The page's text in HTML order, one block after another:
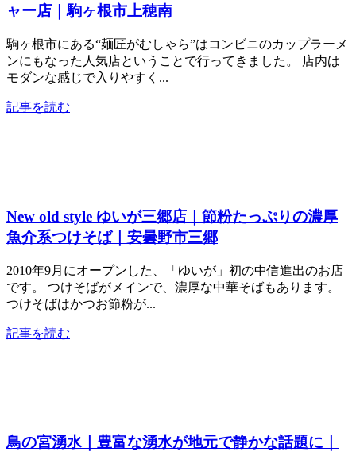
ャー店｜駒ヶ根市上穂南
駒ヶ根市にある“麺匠がむしゃら”はコンビニのカップラーメ
ンにもなった人気店ということで行ってきました。 店内は
モダンな感じで入りやすく...
記事を読む
New old style ゆいが三郷店｜節粉たっぷりの濃厚
魚介系つけそば｜安曇野市三郷
2010年9月にオープンした、「ゆいが」初の中信進出のお店
です。 つけそばがメインで、濃厚な中華そばもあります。
つけそばはかつお節粉が...
記事を読む
鳥の宮湧水｜豊富な湧水が地元で静かな話題に｜